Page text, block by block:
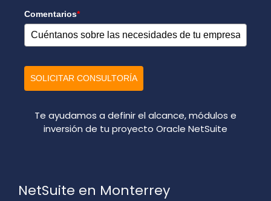
Comentarios*
SOLICITAR CONSULTORÍA
Te ayudamos a definir el alcance, módulos e
inversión de tu proyecto Oracle NetSuite
NetSuite en Monterrey